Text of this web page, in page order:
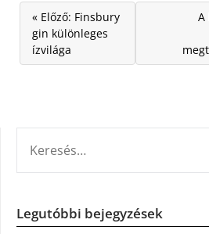
« Előző: Finsbury
gin különleges
ízvilága
A
Legutóbbi bejegyzések